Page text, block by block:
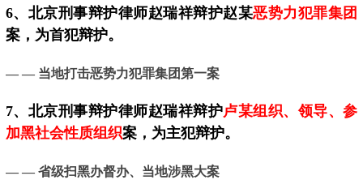
6、北京刑事辩护律师赵瑞祥辩护赵某恶势力犯罪集团
案，为首犯辩护。
— — 当地打击恶势力犯罪集团第一案
7、 北京刑事辩护律师赵瑞祥辩护卢某组织、领导、参
加黑社会性质组织案，为主犯辩护。
— — 省级扫黑办督办、当地涉黑大案